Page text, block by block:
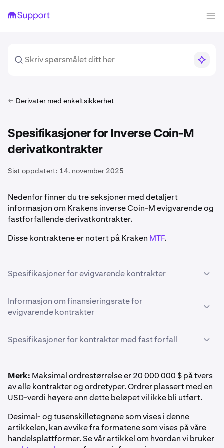
Derivater med enkeltsikkerhet
Spesifikasjoner for Inverse Coin-M
derivatkontrakter
Sist oppdatert: 14. november 2025
Nedenfor finner du tre seksjoner med detaljert
informasjon om Krakens inverse Coin-M evigvarende og
fastforfallende derivatkontrakter.
Disse kontraktene er notert på Kraken MTF.
Spesifikasjoner for evigvarende kontrakter
Evigvarende derivater er en type derivatkontrakt som
har
ingen utløpsdato og enautomatisk rullering
time
Evigvarende kontrakter har en finansieringsrente, en
eiendelens spotpris. Mer informasjon om denne
mekanismen finner du under «Perpetual Contract
Funding Rate Information» i neste rullegardinmeny.
Margin Class
og maksimal giring etter
posisjonsstørrelse er detaljert i Derivatives Margin
Schedule & Maximum Leverage
Informasjon om finansieringsrate for
evigvarende kontrakter
Metode for PnL-oppgjør
Inverse derivater er kontantavgjort i grunnvaluta
Periode for automatisk rullering
Spesifikasjoner for kontrakter med fast forfall
Månedlig, Kvartalsvis, Halvårlig
Bitcoin (BTC)
Merk: Maksimal ordrestørrelse er 20 000 000 $ på tvers
av alle kontrakter og ordretyper. Ordrer plassert med en
USD-verdi høyere enn dette beløpet vil ikke bli utført.
Desimal- og tusenskilletegnene som vises i denne
artikkelen, kan avvike fra formatene som vises på våre
handelsplattformer. Se vår artikkel om hvordan vi bruker